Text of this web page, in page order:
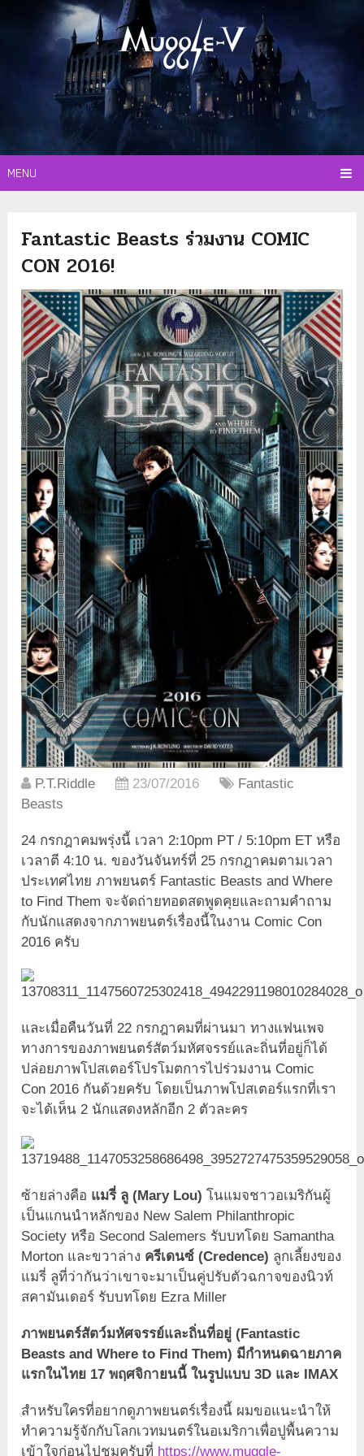
MENU
Fantastic Beasts ร่วมงาน COMIC
CON 2016!
P.T.Riddle 23/07/2016
Fantastic
Beasts
24 กรกฎาคมพรุ่งนี้ เวลา 2:10pm PT / 5:10pm ET หรือ
เวลาตี 4:10 น. ของวันจันทร์ที่ 25 กรกฎาคมตามเวลา
ประเทศไทย ภาพยนตร์ Fantastic Beasts and Where
to Find Them จะจัดถ่ายทอดสดพูดคุยและถามคำถาม
กับนักแสดงจากภาพยนตร์เรื่องนี้ในงาน Comic Con
2016 ครับ
และเมื่อคืนวันที่ 22 กรกฎาคมที่ผ่านมา ทางแฟนเพจ
ทางการของภาพยนตร์สัตว์มหัศจรรย์และถิ่นที่อยู่ก็ได้
ปล่อยภาพโปสเตอร์โปรโมตการไปร่วมงาน Comic
Con 2016 กันด้วยครับ โดยเป็นภาพโปสเตอร์แรกที่เรา
จะได้เห็น 2 นักแสดงหลักอีก 2 ตัวละคร
ซ้ายล่างคือ แมรี่ ลู (Mary Lou) โนแมจชาวอเมริกันผู้
เป็นแกนนำหลักของ New Salem Philanthropic
Society หรือ Second Salemers รับบทโดย Samantha
Morton และขวาล่าง ครีเดนซ์ (Credence) ลูกเลี้ยงของ
แมรี่ ลูที่ว่ากันว่าเขาจะมาเป็นคู่ปรับตัวฉกาจของนิวท์
สคามันเดอร์ รับบทโดย Ezra Miller
ภาพยนตร์สัตว์มหัศจรรย์และถิ่นที่อยู่ (Fantastic
Beasts and Where to Find Them) มีกำหนดฉายภาค
แรกในไทย 17 พฤศจิกายนนี้ ในรูปแบบ 3D และ IMAX
สำหรับใครที่อยากดูภาพยนตร์เรื่องนี้ ผมขอแนะนำให้
ทำความรู้จักกับโลกเวทมนตร์ในอเมริกาเพื่อปูพื้นความ
เข้าใจก่อนไปชมครับที่ https://www.muggle-